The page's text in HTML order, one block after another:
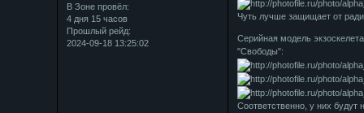
В Зоне провёл:
4 дня 15 часов
Прошлый рейд:
2024-09-18 13:25:02
Чуть лучше защищает от
Серийная модель
"Свободы":
Соответственно, у них будут